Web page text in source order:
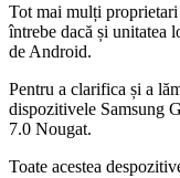
Tot mai mulți proprietari
întrebe dacă și unitatea
de Android.
Pentru a clarifica și a
dispozitivele Samsung
7.0 Nougat.
Toate acestea